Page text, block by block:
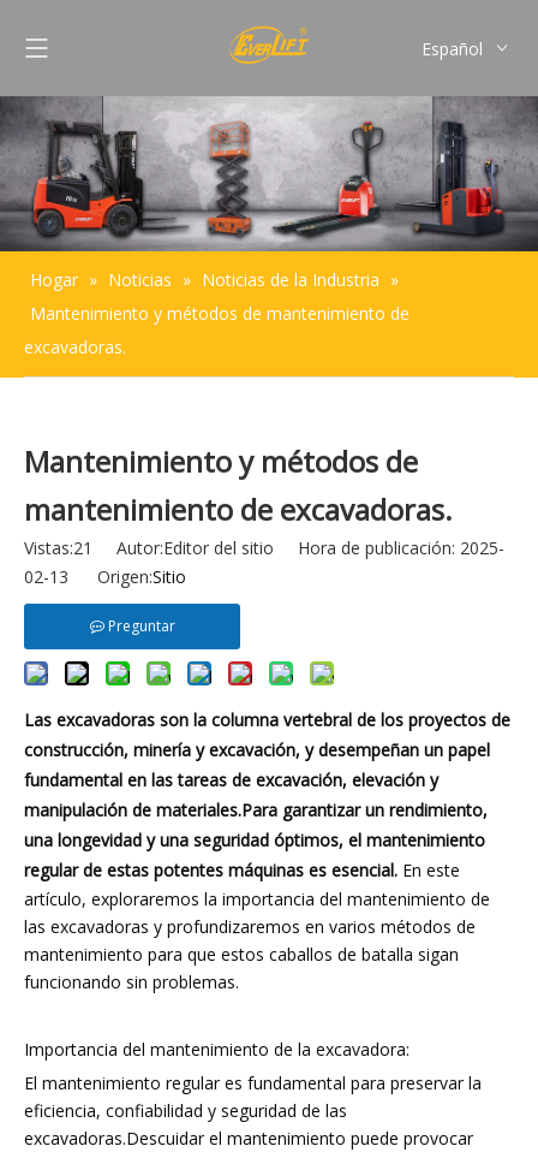
Español
Français
Pусский
Português
Hogar » Noticias » Noticias de la Industria »
Mantenimiento y métodos de mantenimiento de
excavadoras.
Mantenimiento y métodos de
mantenimiento de excavadoras.
Vistas:21
Autor:Editor del sitio Hora de publicación: 2025-
02-13 Origen:Sitio
Preguntar
Las excavadoras son la columna vertebral de los proyectos de
construcción, minería y excavación, y desempeñan un papel
fundamental en las tareas de excavación, elevación y
manipulación de materiales.Para garantizar un rendimiento,
una longevidad y una seguridad óptimos, el mantenimiento
regular de estas potentes máquinas es esencial. En este
artículo, exploraremos la importancia del mantenimiento de
las excavadoras y profundizaremos en varios métodos de
mantenimiento para que estos caballos de batalla sigan
funcionando sin problemas.
Importancia del mantenimiento de la excavadora:
El mantenimiento regular es fundamental para preservar la
eficiencia, confiabilidad y seguridad de las
excavadoras.Descuidar el mantenimiento puede provocar